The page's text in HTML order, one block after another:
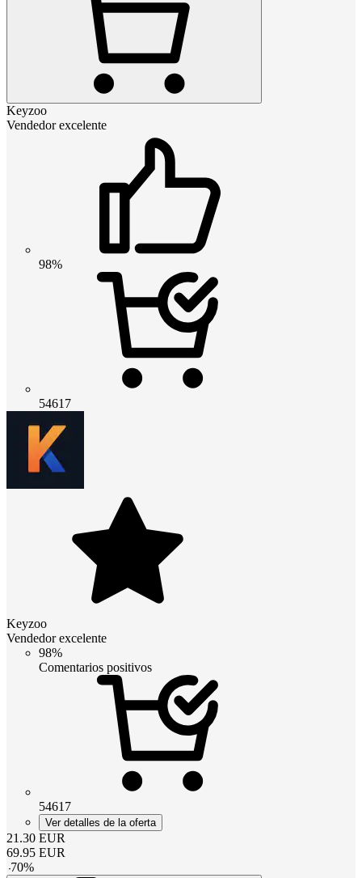
Keyzoo
Vendedor excelente
98%
54617
Keyzoo
Vendedor excelente
98%
Comentarios positivos
54617
Ver detalles de la oferta
21.30 EUR
69.95 EUR
-70%